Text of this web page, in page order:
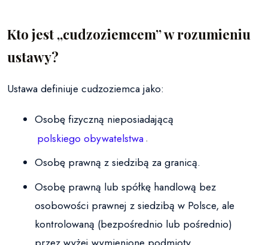
Kto jest „cudzoziemcem” w rozumieniu
ustawy?
Ustawa definiuje cudzoziemca jako:
Osobę fizyczną nieposiadającą
polskiego obywatelstwa.
Osobę prawną z siedzibą za granicą.
Osobę prawną lub spółkę handlową bez
osobowości prawnej z siedzibą w Polsce, ale
kontrolowaną (bezpośrednio lub pośrednio)